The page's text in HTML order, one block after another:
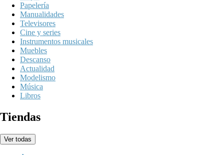
Papelería
Manualidades
Televisores
Cine y series
Instrumentos musicales
Muebles
Descanso
Actualidad
Modelismo
Música
Libros
Tiendas
Ver todas